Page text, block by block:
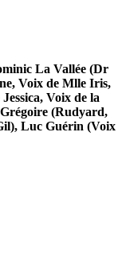
La Vallée (Dr
Voix de Mlle Iris,
Voix de la
(Rudyard,
Luc Guérin (Voix